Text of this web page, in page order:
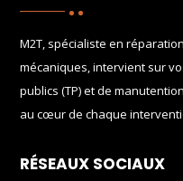
M2T, spécialiste en
mécaniques, intervient sur
publics (TP) et de
au cœur de chaque
RÉSEAUX SOCIAUX